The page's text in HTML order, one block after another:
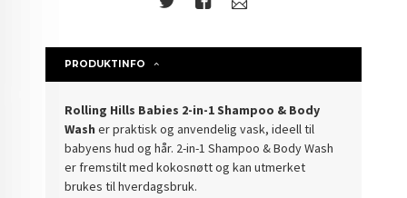
PRODUKTINFO
Rolling Hills Babies 2-in-1 Shampoo & Body
Wash er praktisk og anvendelig vask, ideell til
babyens hud og hår. 2-in-1 Shampoo & Body Wash
er fremstilt med kokosnøtt og kan utmerket
brukes til hverdagsbruk.